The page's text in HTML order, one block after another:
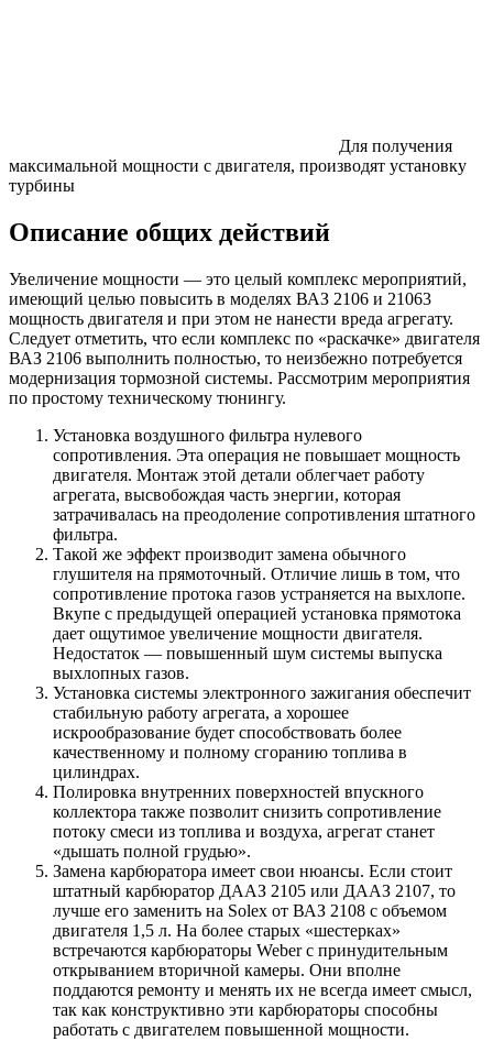
Для получения
максимальной мощности с двигателя, производят установку
турбины
Описание общих действий
Увеличение мощности — это целый комплекс мероприятий,
имеющий целью повысить в моделях ВАЗ 2106 и 21063
мощность двигателя и при этом не нанести вреда агрегату.
Следует отметить, что если комплекс по «раскачке» двигателя
ВАЗ 2106 выполнить полностью, то неизбежно потребуется
модернизация тормозной системы. Рассмотрим мероприятия
по простому техническому тюнингу.
Установка воздушного фильтра нулевого
сопротивления. Эта операция не повышает мощность
двигателя. Монтаж этой детали облегчает работу
агрегата, высвобождая часть энергии, которая
затрачивалась на преодоление сопротивления штатного
фильтра.
Такой же эффект производит замена обычного
глушителя на прямоточный. Отличие лишь в том, что
сопротивление протока газов устраняется на выхлопе.
Вкупе с предыдущей операцией установка прямотока
дает ощутимое увеличение мощности двигателя.
Недостаток — повышенный шум системы выпуска
выхлопных газов.
Установка системы электронного зажигания обеспечит
стабильную работу агрегата, а хорошее
искрообразование будет способствовать более
качественному и полному сгоранию топлива в
цилиндрах.
Полировка внутренних поверхностей впускного
коллектора также позволит снизить сопротивление
потоку смеси из топлива и воздуха, агрегат станет
«дышать полной грудью».
Замена карбюратора имеет свои нюансы. Если стоит
штатный карбюратор ДААЗ 2105 или ДААЗ 2107, то
лучше его заменить на Solex от ВАЗ 2108 с объемом
двигателя 1,5 л. На более старых «шестерках»
встречаются карбюраторы Weber с принудительным
открыванием вторичной камеры. Они вполне
поддаются ремонту и менять их не всегда имеет смысл,
так как конструктивно эти карбюраторы способны
работать с двигателем повышенной мощности.